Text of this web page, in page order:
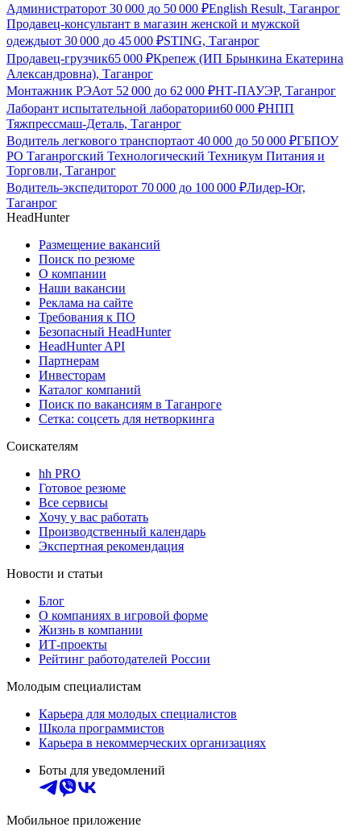
Администраторот 30 000 до 50 000 ₽English Result, Таганрог
Продавец-консультант в магазин женской и мужской
одеждыот 30 000 до 45 000 ₽STING, Таганрог
Продавец-грузчик65 000 ₽Крепеж (ИП Брынкина Екатерина
Александровна), Таганрог
Монтажник РЭАот 52 000 до 62 000 ₽НТ-ПАУЭР, Таганрог
Лаборант испытательной лаборатории60 000 ₽НПП
Тяжпрессмаш-Деталь, Таганрог
Водитель легкового транспортаот 40 000 до 50 000 ₽ГБПОУ
РО Таганрогский Технологический Техникум Питания и
Торговли, Таганрог
Водитель-экспедиторот 70 000 до 100 000 ₽Лидер-Юг,
Таганрог
HeadHunter
Размещение вакансий
Поиск по резюме
О компании
Наши вакансии
Реклама на сайте
Требования к ПО
Безопасный HeadHunter
HeadHunter API
Партнерам
Инвесторам
Каталог компаний
Поиск по вакансиям в Таганроге
Сетка: соцсеть для нетворкинга
Соискателям
hh PRO
Готовое резюме
Все сервисы
Хочу у вас работать
Производственный календарь
Экспертная рекомендация
Новости и статьи
Блог
О компаниях в игровой форме
Жизнь в компании
ИТ-проекты
Рейтинг работодателей России
Молодым специалистам
Карьера для молодых специалистов
Школа программистов
Карьера в некоммерческих организациях
Боты для уведомлений
Мобильное приложение